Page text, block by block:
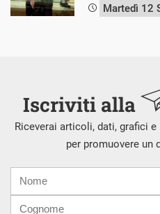
Martedì 12
Iscriviti alla
Riceverai articoli, dati, grafici
per promuovere un
mail